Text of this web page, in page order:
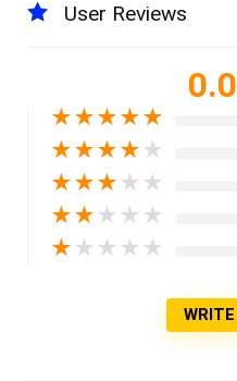
User Reviews
0.0
★★★★★
★★★★ ★
★★★ ★ ★
★★ ★ ★ ★
★ ★ ★ ★ ★